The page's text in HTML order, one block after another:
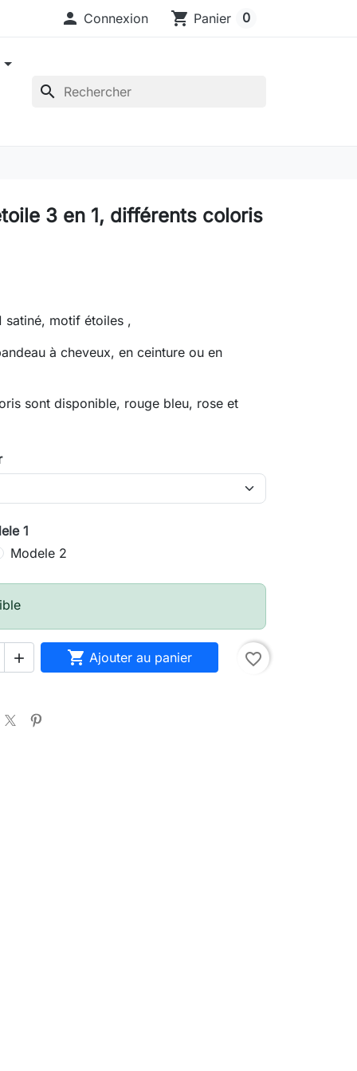
 Connexion shopping_cart Panier 0
search
3 en 1, différents coloris
satiné, motif étoiles ,
à cheveux, en ceinture ou en
sont disponible, rouge bleu, rose et
1
Modele 2
  Ajouter au panier favorite_border